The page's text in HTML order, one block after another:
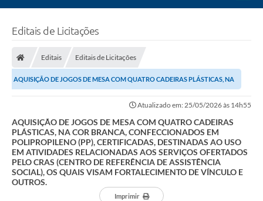
Editais de Licitações
Editais Editais de Licitações
AQUISIÇÃO DE JOGOS DE MESA COM QUATRO CADEIRAS PLÁSTICAS, NA
Atualizado em: 25/05/2026 às 14h55
AQUISIÇÃO DE JOGOS DE MESA COM QUATRO CADEIRAS
PLÁSTICAS, NA COR BRANCA, CONFECCIONADOS EM
POLIPROPILENO (PP), CERTIFICADAS, DESTINADAS AO USO
EM ATIVIDADES RELACIONADAS AOS SERVIÇOS OFERTADOS
PELO CRAS (CENTRO DE REFERÊNCIA DE ASSISTÊNCIA
SOCIAL), OS QUAIS VISAM FORTALECIMENTO DE VÍNCULO E
OUTROS.
Imprimir